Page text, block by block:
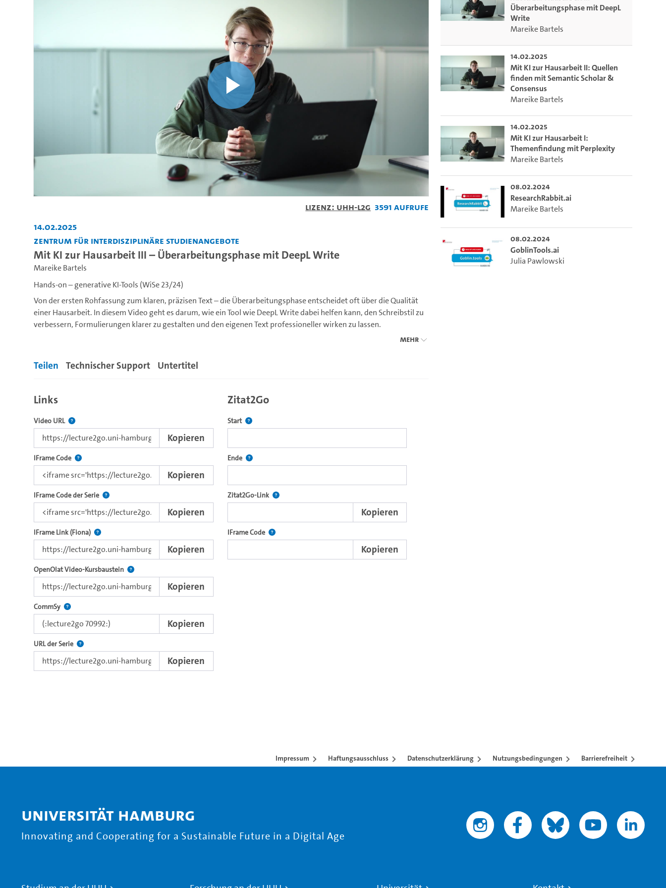
Video
abspielen
Lizenz: UHH-L2G 3591 Aufrufe
14.02.2025
Zentrum für interdisziplinäre Studienangebote
Mit KI zur Hausarbeit III – Überarbeitungsphase mit DeepL Write
Mareike Bartels
Hands-on – generative KI-Tools (WiSe 23/24)
Von der ersten Rohfassung zum klaren, präzisen Text – die Überarbeitungsphase entscheidet oft über die Qualität
einer Hausarbeit. In diesem Video geht es darum, wie ein Tool wie DeepL Write dabei helfen kann, den Schreibstil zu
verbessern, Formulierungen klarer zu gestalten und den eigenen Text professioneller wirken zu lassen.
Studieren trotz KI?!“ an der Fakultät für Geisteswissenschaften im Wintersemester 2024/25 erstellt.
https://www.isa.uni-hamburg.de/ddlitlab/gki/gki...
Mehr
Teilen Technischer Support Untertitel
Links
Video URL Der Link zu diesem Video
Kopieren
IFrame Code Nutzen Sie diesen Code, um das Video mit dem Lecture2Go-Videoplayer einzubetten.
Kopieren
IFrame Code der Serie Nutzen Sie diesen Code, um das Video und die komplette Serie mit dem Lecture2Go-Videoplayer einzubetten.
Kopieren
IFrame Link (Fiona) Direkter IFrame-Link zur Weitergabe an externe Web-Applikationen.
Kopieren
OpenOlat Video-Kursbaustein Verwenden Sie diesen Link, um ein Video in den OpenOlat Video-Baustein einzubetten.
Kopieren
CommSy Nutzen Sie diesen Code, um das Video in CommSy einzubetten.
Kopieren
URL der Serie Der Link zur Serie.
Kopieren
Zitat2Go
Start Definiert den Startpunkt für Zitat2Go. Bitte in das Feld klicken, um die aktuelle Zeit auszuwählen.
Ende Definiert den Endpunkt für Zitat2Go. Bitte in das Feld klicken, um die aktuelle Zeit auszuwählen.
Zitat2Go-Link Nach der Auswahl eines Start- und Endpunktes verweist dieser Link auf den Ausschnitt des Videos.
Kopieren
IFrame Code Nutzen Sie diesen Code, um den Auschnitt des Videos mit dem Lecture2Go-Videoplayer einzubetten.
Kopieren
Überarbeitungsphase mit DeepL
Write
Mareike Bartels
14.02.2025
Mit KI zur Hausarbeit II: Quellen
finden mit Semantic Scholar &
Consensus
Mareike Bartels
14.02.2025
Mit KI zur Hausarbeit I:
Themenfindung mit Perplexity
Mareike Bartels
08.02.2024
ResearchRabbit.ai
Mareike Bartels
08.02.2024
GoblinTools.ai
Julia Pawlowski
Impressum Haftungsausschluss Datenschutzerklärung Nutzungsbedingungen Barrierefreiheit
Universität Hamburg
Innovating and Cooperating for a Sustainable Future in a Digital Age